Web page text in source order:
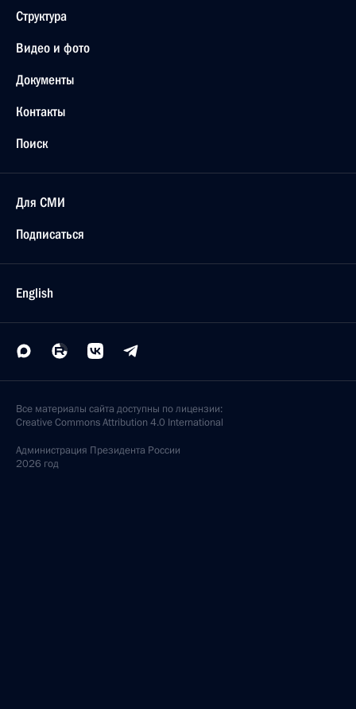
Структура
Видео и фото
Документы
Контакты
Поиск
Для СМИ
Подписаться
English
Все материалы сайта доступны по лицензии:
Creative Commons Attribution 4.0 International
Администрация Президента России
2026 год